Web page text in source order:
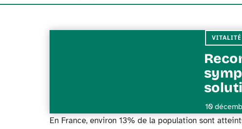
VITALITÉ
10
En France, environ 13% de la population sont